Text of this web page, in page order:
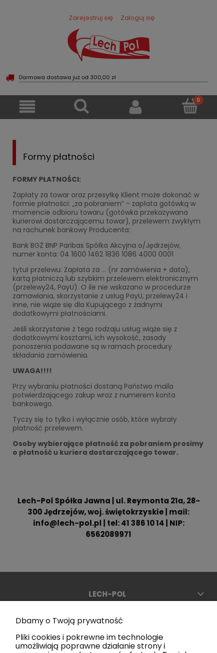
Zarejestruj się Zaloguj się
Darmowa dostawa już od 300,00 zł
Formy płatności
FORMY PŁATNOŚCI:
Zapłaty za towar oraz przesyłkę Klient może dokonać w
formie płatności: „za pobraniem” - zapłata gotówką w
momencie odbioru towaru (gotówka przekazywana
kurierowi dostarczającemu towar), przelewem zwykłym
na rachunek bankowy Producenta:
Bank BGŻ BNP Paribas Spółka Akcyjna o/Jędrzejów,
numer konta: 04 1600 1462 1836 1086 4000 0001
tytuł przelewu: Zapłata za ... (nr zamówienia + data),
kartą płatniczą lub szybkim przelewem elektronicznym
(przelewy24, PayU). O ile nie wskazano w procedurze
zamawiania, skorzystanie z usług PayU, przelewy24 i
inne, nie wiąże się dla Kupującego z żadnymi
dodatkowymi płatnościami.
Jeśli skorzystanie z tego rodzaju usług wiąże się z
dodatkowymi kosztami, ich wysokość, zasady
ponoszenia podawane są w ramach procedury
składania zamówienia.
UWAGA!!!!
Przy wybraniu płatności dostaną Państwo maila
potwierdzającego zakup wraz z numerem konta
bankowego.
Tyczy się to tylko i wyłącznie osób, które wybrały
płatność przelewem.
Osoby wybierające płatność za pobraniem prosimy
o płatność u kuriera dostarczającego towar.
Lech-Pol Spółka Jawna | ul. Reymonta 21a, 28-
300 Jędrzejów, woj. świętokrzyskie | mail:
info@lech-pol.pl | tel: 41 386 10 14 | NIP:
6562089971
LECH-POL
POMOC
Dbamy o Twoją prywatność
Pliki cookies i pokrewne im technologie
umożliwiają poprawne działanie strony i